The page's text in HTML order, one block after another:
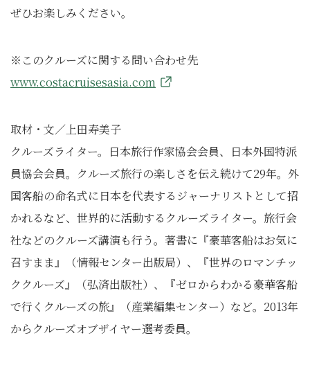
ぜひお楽しみください。
※このクルーズに関する問い合わせ先
www.costacruisesasia.com
取材・文／上田寿美子
クルーズライター。日本旅行作家協会会員、日本外国特派
員協会会員。クルーズ旅行の楽しさを伝え続けて29年。外
国客船の命名式に日本を代表するジャーナリストとして招
かれるなど、世界的に活動するクルーズライター。旅行会
社などのクルーズ講演も行う。著書に『豪華客船はお気に
召すまま』（情報センター出版局）、『世界のロマンチッ
ククルーズ』（弘済出版社）、『ゼロからわかる豪華客船
で行くクルーズの旅』（産業編集センター）など。2013年
からクルーズオブザイヤー選考委員。